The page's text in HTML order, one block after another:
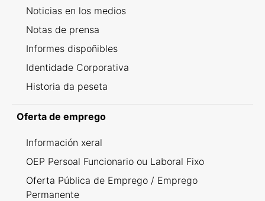
Noticias en los medios
Notas de prensa
Informes dispoñibles
Identidade Corporativa
Historia da peseta
Oferta de emprego
Información xeral
OEP Persoal Funcionario ou Laboral Fixo
Oferta Pública de Emprego / Emprego
Permanente